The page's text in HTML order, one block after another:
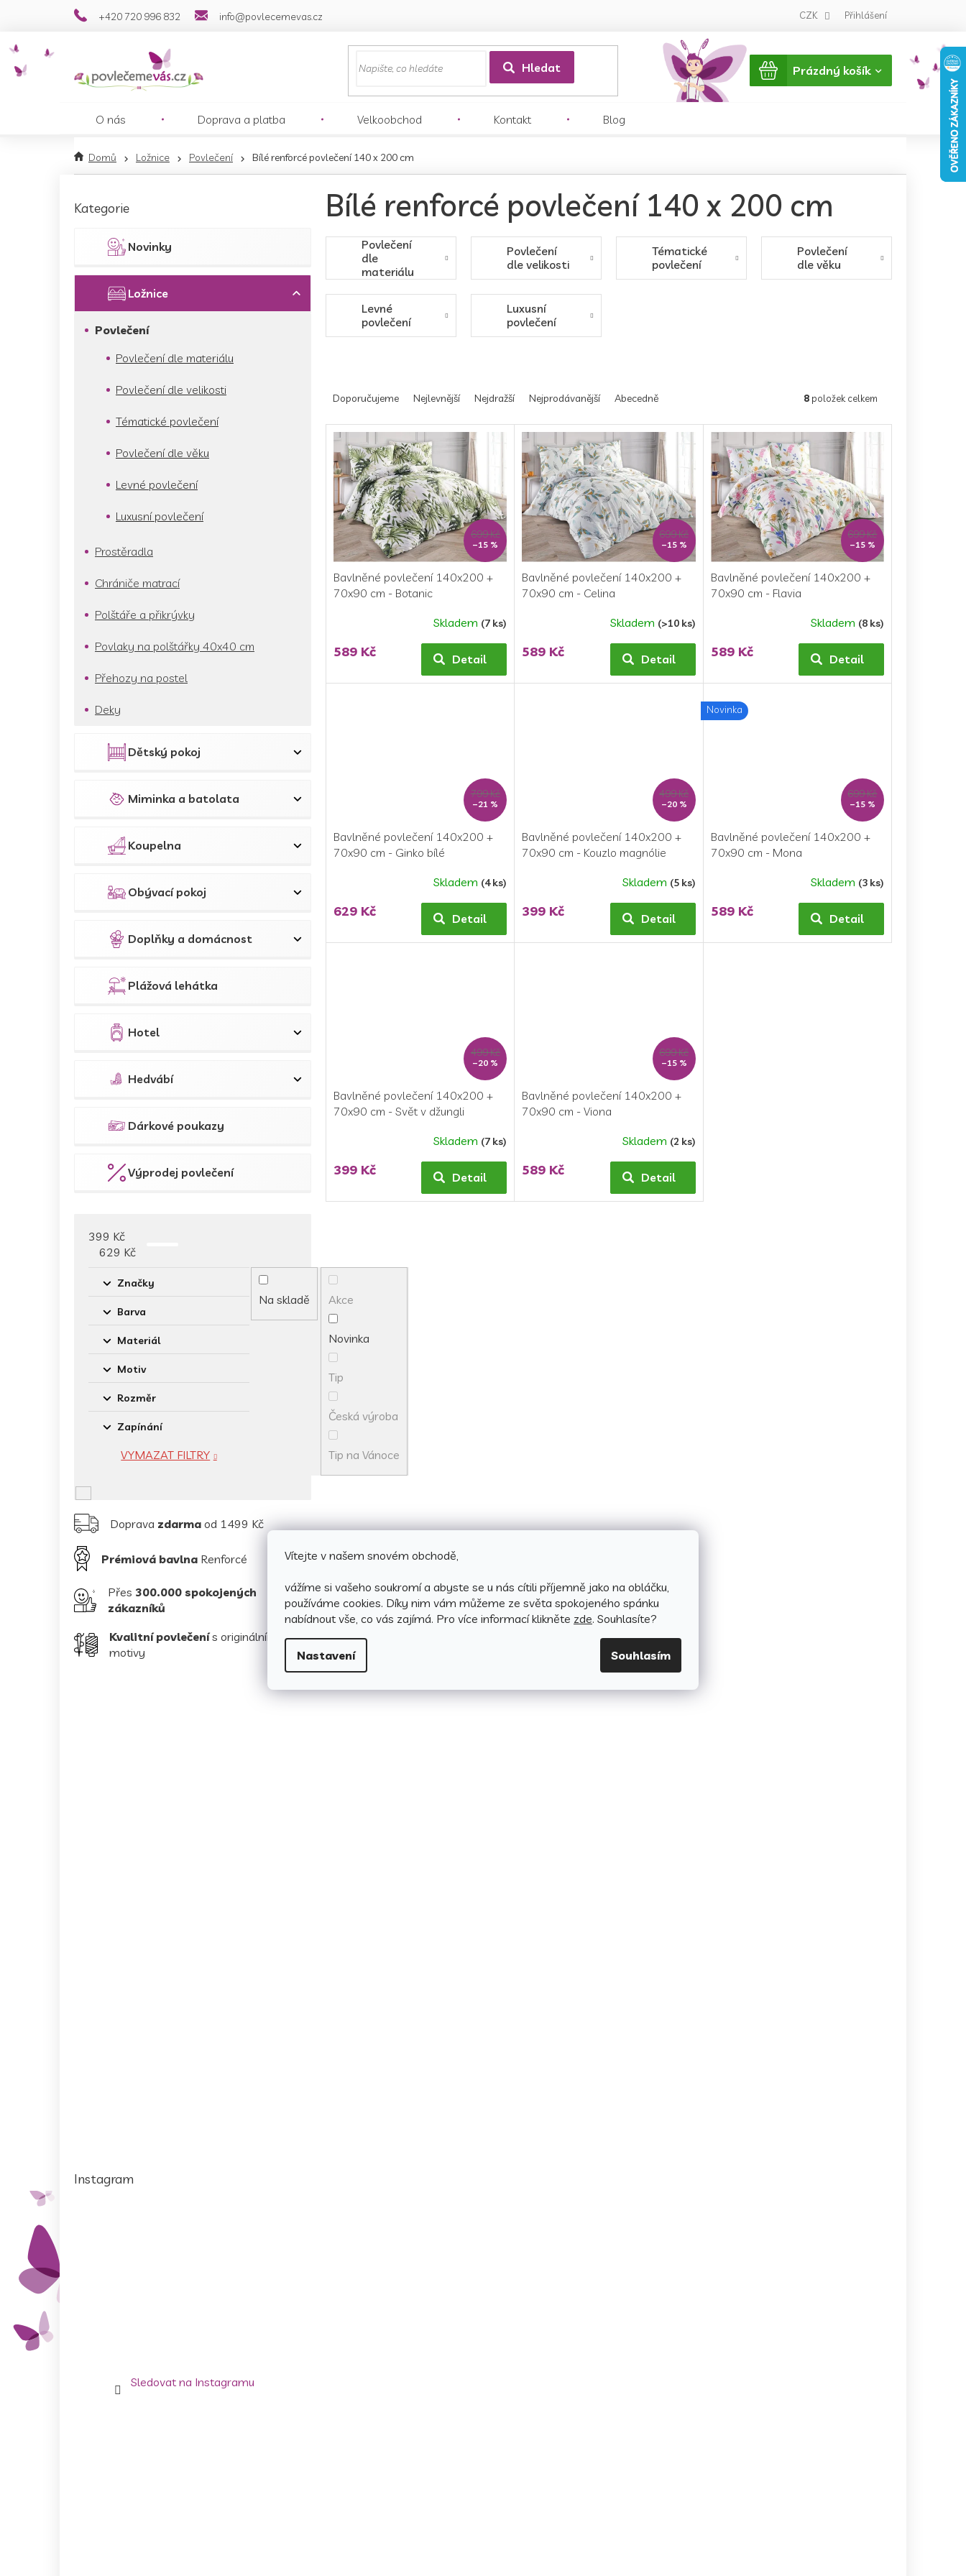
Vítejte v našem snovém obchodě,
vážíme si vašeho soukromí a abyste se u nás cítili příjemně jako na obláčku,
používáme cookies. Díky nim vám můžeme ze světa spokojeného spánku
nabídnout vše, co vás zajímá. Pro více informací klikněte zde. Souhlasíte?
Nastavení Souhlasím
+420 720 996 832 info@povlecemevas.cz CZK Přihlášení
Hledat
Nákupní
košík
Prázdný košík
O nás Doprava a platba Velkoobchod Kontakt Blog
Domů Ložnice Povlečení Bílé renforcé povlečení 140 x 200 cm
kategorie
Kategorie
Novinky
Ložnice
Povlečení
Povlečení dle materiálu
Povlečení dle velikosti
Tématické povlečení
Povlečení dle věku
Levné povlečení
Luxusní povlečení
Prostěradla
Chrániče matrací
Polštáře a přikrývky
Povlaky na polštářky 40x40 cm
Přehozy na postel
Deky
Dětský pokoj
Miminka a batolata
Koupelna
Obývací pokoj
Doplňky a domácnost
Plážová lehátka
Hotel
Hedvábí
Dárkové poukazy
Výprodej povlečení
399 Kč
629 Kč
Na skladě Akce
Novinka
Tip
Česká výroba
Tip na Vánoce
Značky
Barva
Materiál
Motiv
Rozměr
Zapínání
VYMAZAT FILTRY
Doprava zdarma od 1499 Kč
Prémiová bavlna Renforcé
Přes 300.000 spokojených
zákazníků
Kvalitní povlečenís originálními
motivy
Instagram
Sledovat na Instagramu
Bílé renforcé povlečení 140 x 200 cm
Povlečení
dle
materiálu
Povlečení
dle velikosti
Tématické
povlečení
Povlečení
dle věku
Levné
povlečení
Luxusní
povlečení
a
e
Doporučujeme Nejlevnější Nejdražší Nejprodávanější Abecedně 8 položek celkem
V
699 Kč
–15 %
Bavlněné povlečení 140x200 +
70x90 cm - Botanic
Skladem (7 ks)
589 Kč Detail
699 Kč
–15 %
Bavlněné povlečení 140x200 +
70x90 cm - Celina
Skladem (>10 ks)
589 Kč Detail
699 Kč
–15 %
Bavlněné povlečení 140x200 +
70x90 cm - Flavia
Skladem (8 ks)
589 Kč Detail
799 Kč
–21 %
Bavlněné povlečení 140x200 +
70x90 cm - Ginko bílé
Skladem (4 ks)
629 Kč Detail
499 Kč
–20 %
Bavlněné povlečení 140x200 +
70x90 cm - Kouzlo magnólie
produktu
5,0
Skladem (5 ks)
399 Kč Detail
Novinka
699 Kč
–15 %
Bavlněné povlečení 140x200 +
70x90 cm - Mona
Skladem (3 ks)
589 Kč Detail
499 Kč
–20 %
Bavlněné povlečení 140x200 +
70x90 cm - Svět v džungli
Skladem (7 ks)
399 Kč Detail
699 Kč
–15 %
Bavlněné povlečení 140x200 +
70x90 cm - Viona
Skladem (2 ks)
589 Kč Detail